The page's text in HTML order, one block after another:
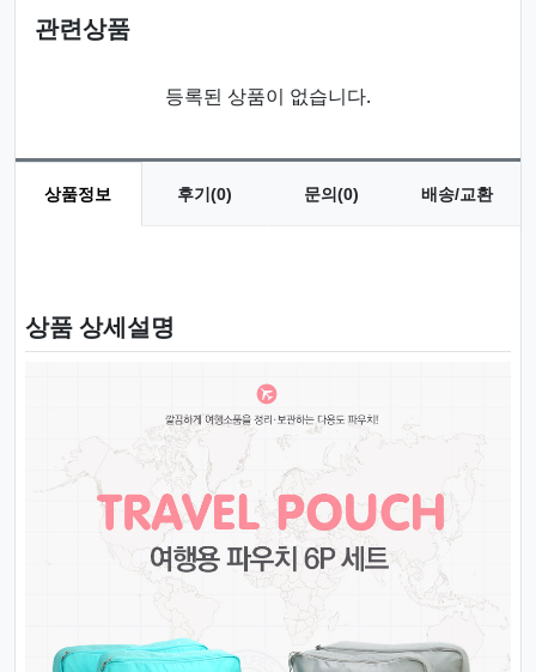
관련상품
등록된 상품이 없습니다.
상품정보 후기(0) 문의(0) 배송/교환
상품 상세설명